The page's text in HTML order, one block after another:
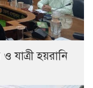
যাত্রী হয়রানি